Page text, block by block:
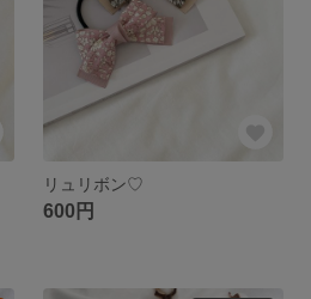
リュリボン♡
600円